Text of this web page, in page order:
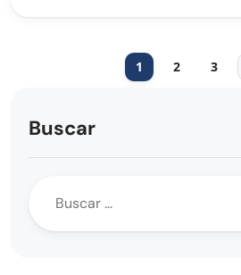
1 2 3
Buscar